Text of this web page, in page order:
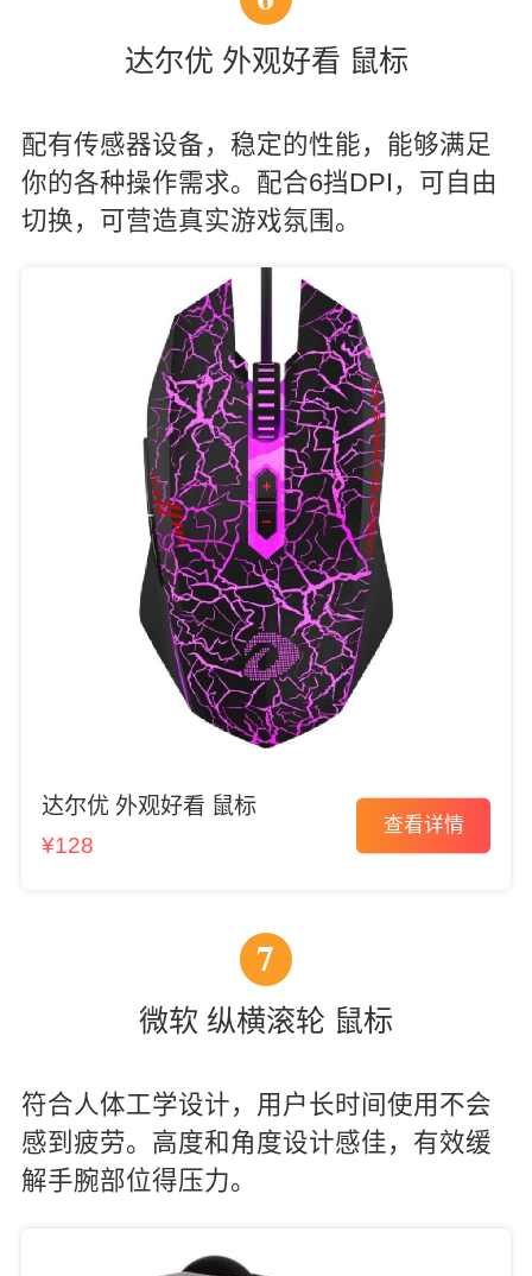
达尔优 外观好看 鼠标
配有传感器设备，稳定的性能，能够满足
你的各种操作需求。配合6挡DPI，可自由
切换，可营造真实游戏氛围。
达尔优 外观好看 鼠标
¥128
查看详情
7
微软 纵横滚轮 鼠标
符合人体工学设计，用户长时间使用不会
感到疲劳。高度和角度设计感佳，有效缓
解手腕部位得压力。